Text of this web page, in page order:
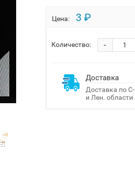
Цена: 3 ₽
Количество: -
Доставка
Доставка по
и Лен. области